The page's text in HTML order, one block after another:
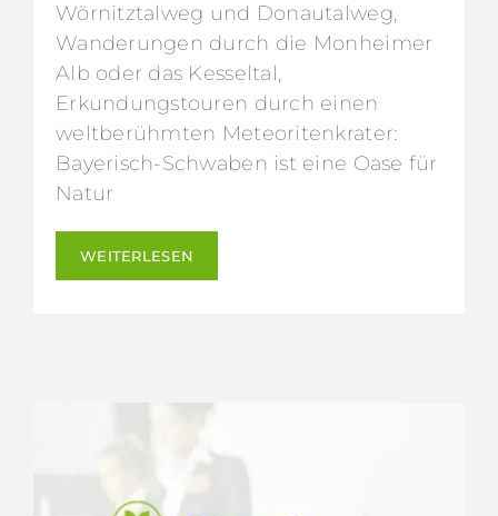
Wörnitztalweg und Donautalweg,
Wanderungen durch die Monheimer
Alb oder das Kesseltal,
Erkundungstouren durch einen
weltberühmten Meteoritenkrater:
Bayerisch-Schwaben ist eine Oase für
Natur
WEITERLESEN